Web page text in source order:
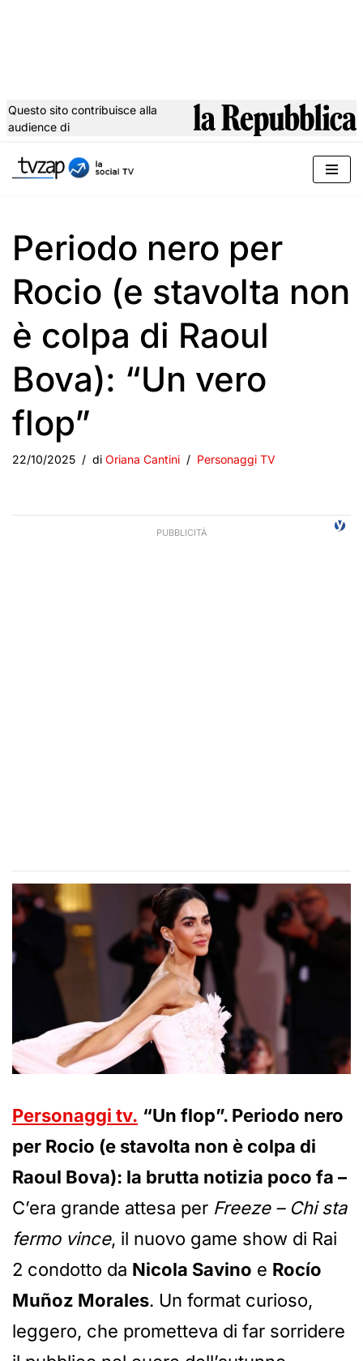
al
Questo sito contribuisce alla
audience di
Periodo nero per
Rocio (e stavolta non
è colpa di Raoul
Bova): “Un vero
flop”
22/10/2025 di Oriana Cantini Personaggi TV
Personaggi tv. “Un flop”. Periodo nero
per Rocio (e stavolta non è colpa di
Raoul Bova): la brutta notizia poco fa –
C’era grande attesa per Freeze – Chi sta
fermo vince, il nuovo game show di Rai
2 condotto da Nicola Savino e Rocío
Muñoz Morales. Un format curioso,
leggero, che prometteva di far sorridere